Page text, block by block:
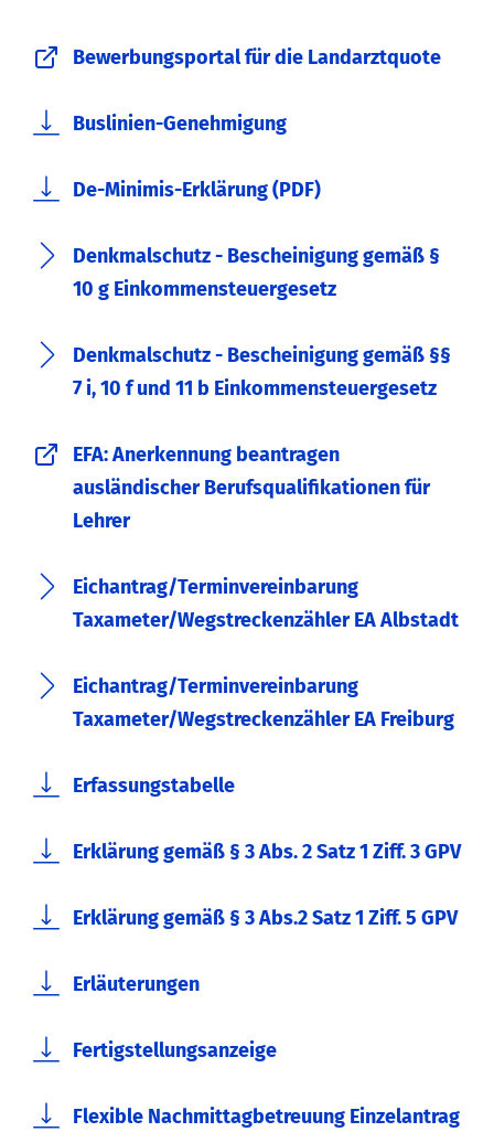
Bewerbungsportal für die Landarztquote
Buslinien-Genehmigung
De-Minimis-Erklärung (PDF)
Denkmalschutz - Bescheinigung gemäß §
10 g Einkommensteuergesetz
Denkmalschutz - Bescheinigung gemäß §§
7 i, 10 f und 11 b Einkommensteuergesetz
EFA: Anerkennung beantragen
ausländischer Berufsqualifikationen für
Lehrer
Eichantrag/Terminvereinbarung
Taxameter/Wegstreckenzähler EA Albstadt
Eichantrag/Terminvereinbarung
Taxameter/Wegstreckenzähler EA Freiburg
Erfassungstabelle
Erklärung gemäß § 3 Abs. 2 Satz 1 Ziff. 3 GPV
Erklärung gemäß § 3 Abs.2 Satz 1 Ziff. 5 GPV
Erläuterungen
Fertigstellungsanzeige
Flexible Nachmittagbetreuung Einzelantrag